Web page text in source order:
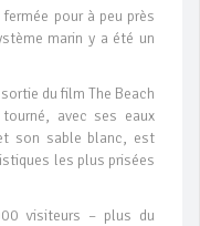
pour à peu près
marin y a été un
du film The Beach
avec ses eaux
son sable blanc, est
les plus prisées
visiteurs – plus du